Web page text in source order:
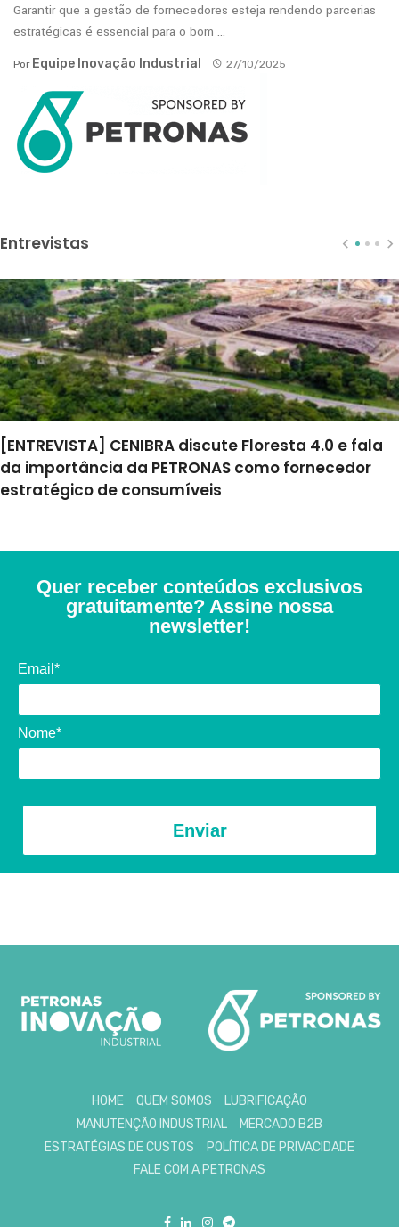
Garantir que a gestão de fornecedores esteja rendendo parcerias
estratégicas é essencial para o bom ...
Por Equipe Inovação Industrial 27/10/2025
Entrevistas
[ENTREVISTA] CENIBRA discute Floresta 4.0 e fala
da importância da PETRONAS como fornecedor
estratégico de consumíveis
Quer receber conteúdos exclusivos
gratuitamente? Assine nossa
newsletter!
Email*
Nome*
Enviar
HOME QUEM SOMOS
LUBRIFICAÇÃO
MANUTENÇÃO INDUSTRIAL
MERCADO B2B
ESTRATÉGIAS DE CUSTOS
POLÍTICA DE PRIVACIDADE
FALE COM A PETRONAS